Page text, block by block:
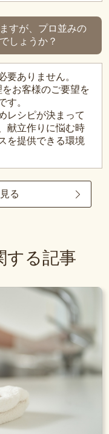
すが、プロ並みの
しょうか？
要ありません。
お客様のご要望を
す。
レシピが決まって
献立作りに悩む時
を提供できる環境
る
する記事